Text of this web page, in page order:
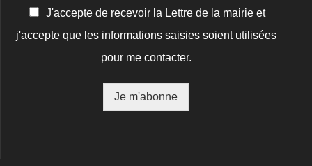
n
J'accepte de recevoir la Lettre de la mairie et
j'accepte que les informations saisies soient utilisées
pour me contacter.
Je m'abonne